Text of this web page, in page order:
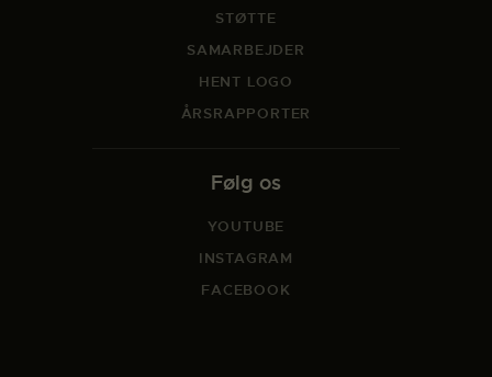
STØTTE
SAMARBEJDER
HENT LOGO
ÅRSRAPPORTER
Følg os
YOUTUBE
INSTAGRAM
FACEBOOK